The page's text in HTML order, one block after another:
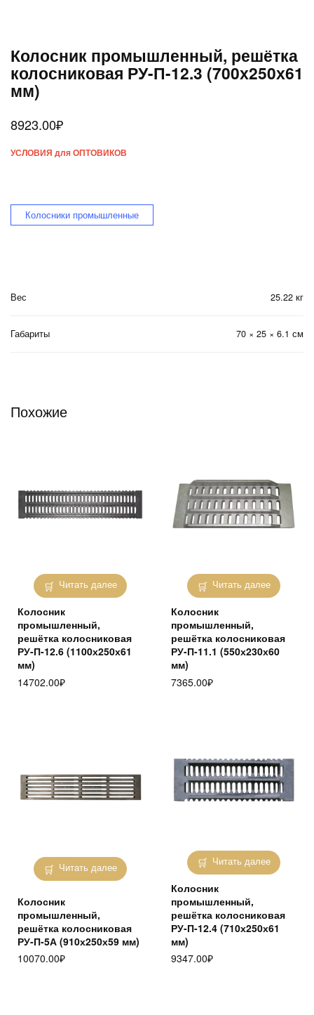
Колосник промышленный, решётка
колосниковая РУ-П-12.3 (700х250х61
мм)
8923.00₽
УСЛОВИЯ для ОПТОВИКОВ
Колосники промышленные
Вес 25.22 кг
Габариты 70 × 25 × 6.1 см
Похожие
Читать далее
Колосник
промышленный,
решётка колосниковая
РУ-П-12.6 (1100х250х61
мм)
14702.00₽
Читать далее
Колосник
промышленный,
решётка колосниковая
РУ-П-11.1 (550х230х60
мм)
7365.00₽
Читать далее
Колосник
промышленный,
решётка колосниковая
РУ-П-5А (910х250х59 мм)
10070.00₽
Читать далее
Колосник
промышленный,
решётка колосниковая
РУ-П-12.4 (710х250х61
мм)
9347.00₽